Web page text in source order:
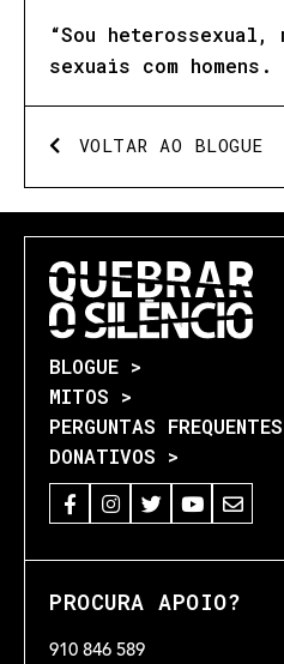
“Sou
sexuais com
VOLTAR AO BLOGUE
BLOGUE >
MITOS >
PERGUNTAS
DONATIVOS >
PROCURA APOIO?
910 846 589